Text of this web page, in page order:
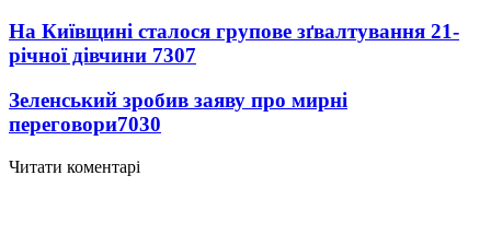
На Київщині сталося групове зґвалтування 21-
річної дівчини 7307
Зеленський зробив заяву про мирні
переговори7030
Читати коментарі